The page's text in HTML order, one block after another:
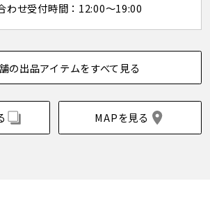
わせ受付時間：12:00～19:00
の出品アイテムをすべて見る
MAPを見る